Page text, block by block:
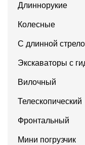
Длиннорукие
Колесные
С длинной
Экскаваторы с
Вилочный
Телескопический
Фронтальный
Мини погрузчик